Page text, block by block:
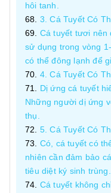
hôi tanh.
3. Cá Tuyết Có
Cá tuyết tươi nên
sử dụng trong vòng
có thể đông lạnh để
4. Cá Tuyết Có
Dị ứng cá tuyết
Những người dị ứng
thụ.
5. Cá Tuyết Có
Có, cá tuyết có
nhiên cần đảm bảo
tiêu diệt ký sinh trùng.
Cá tuyết không